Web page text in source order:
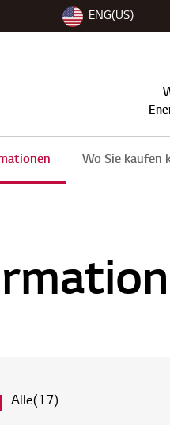
ENG(US)
Wo Sie kaufen
Alle(17)